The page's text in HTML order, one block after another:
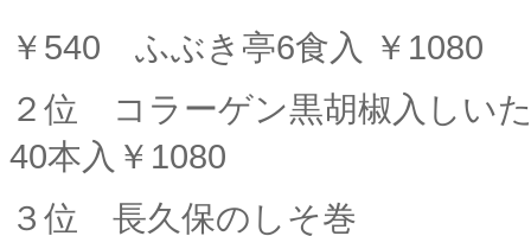
￥540 ふぶき亭6食入 ￥1080
２位 コラーゲン黒胡
40本入￥1080
３位 長久